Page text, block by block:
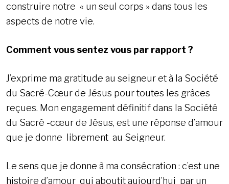
construire notre « un seul corps » dans tous les
aspects de notre vie.
Comment vous sentez vous par rapport ?
J’exprime ma gratitude au seigneur et à la Société
du Sacré-Cœur de Jésus pour toutes les grâces
reçues. Mon engagement définitif dans la Société
du Sacré -cœur de Jésus, est une réponse d’amour
que je donne librement au Seigneur.
Le sens que je donne à ma consécration : c’est une
histoire d’amour qui aboutit aujourd’hui par un